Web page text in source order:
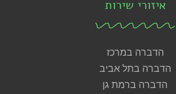
איזורי שירות
הדברה במרכז
הדברה בתל אביב
הדברה ברמת גן